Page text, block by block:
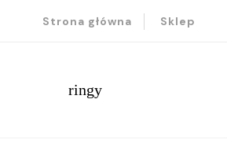
Strona główna Sklep
ringy